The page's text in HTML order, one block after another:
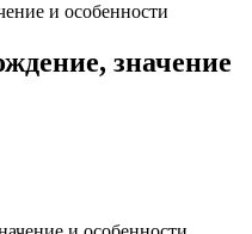
и особенности
значение